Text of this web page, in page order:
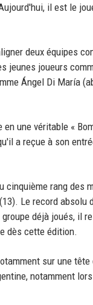
il est le
deux équipes
jeunes joueurs
Ángel Di María
une véritable «
a reçue à son
cinquième rang des
Le record absolu
déjà joués, il
dès cette édition.
sur une
notamment